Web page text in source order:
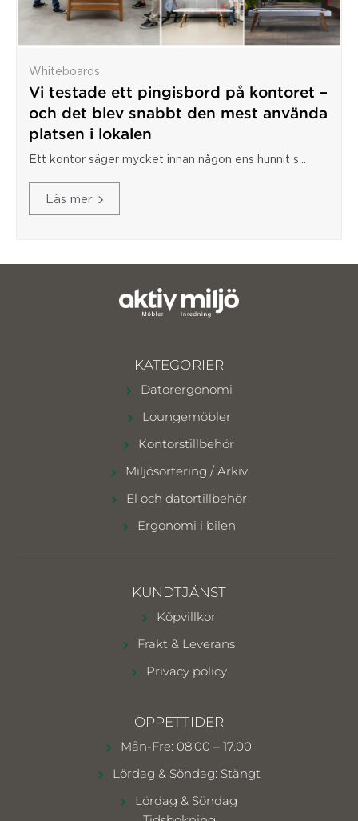
Whiteboards
Vi testade ett pingisbord på kontoret –
och det blev snabbt den mest använda
platsen i lokalen
Ett kontor säger mycket innan någon ens hunnit s...
Läs mer
KATEGORIER
Datorergonomi
Loungemöbler
Kontorstillbehör
Miljösortering / Arkiv
El och datortillbehör
Ergonomi i bilen
KUNDTJÄNST
Köpvillkor
Frakt & Leverans
Privacy policy
ÖPPETTIDER
Mån-Fre: 08.00 – 17.00
Lördag & Söndag: Stängt
Lördag & Söndag